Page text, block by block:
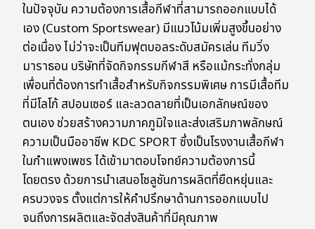
ในปัจจุบัน ความต้องการเสื้อกีฬาที่สามารถออกแบบได้
เอง (Custom Sportswear) มีแนวโน้มเพิ่มสูงขึ้นอย่าง
ต่อเนื่อง ไม่ว่าจะเป็นทีมฟุตบอลระดับสมัครเล่น ทีมวิ่ง
มาราธอน บริษัทที่จัดกิจกรรมกีฬาสี หรือแม้กระทั่งกลุ่ม
เพื่อนที่ต้องการทำเสื้อสำหรับกิจกรรมพิเศษ การมีเสื้อทีม
ที่มีโลโก้ สปอนเซอร์ และลวดลายที่เป็นเอกลักษณ์ของ
ตนเอง ช่วยสร้างความภาคภูมิใจและส่งเสริมภาพลักษณ์
ความเป็นมืออาชีพ KDC SPORT ซึ่งเป็นโรงงานเสื้อกีฬา
ในกำแพงเพชร ได้เข้ามาตอบโจทย์ความต้องการนี้
โดยตรง ด้วยการนำเสนอโซลูชันการผลิตที่ยืดหยุ่นและ
ครบวงจร ตั้งแต่การให้คำปรึกษาด้านการออกแบบไป
จนถึงการผลิตและจัดส่งสินค้าที่มีคุณภาพ